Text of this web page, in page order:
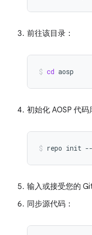
前往该目录：
cd aosp
初始化 AOSP 代码
repo init
输入或接受您的
同步源代码：